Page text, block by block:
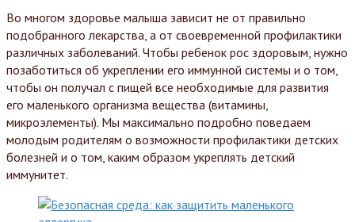
Во многом здоровье малыша зависит не от правильно
подобранного лекарства, а от своевременной профилактики
различных заболеваний. Чтобы ребенок рос здоровым, нужно
позаботиться об укреплении его иммунной системы и о том,
чтобы он получал с пищей все необходимые для развития
его маленького организма вещества (витамины,
микроэлементы). Мы максимально подробно поведаем
молодым родителям о возможности профилактики детских
болезней и о том, каким образом укреплять детский
иммунитет.